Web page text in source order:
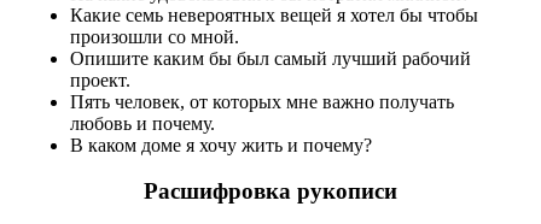
Какие семь невероятных вещей я хотел бы чтобы
произошли со мной.
Опишите каким бы был самый лучший рабочий
проект.
Пять человек, от которых мне важно получать
любовь и почему.
В каком доме я хочу жить и почему?
Расшифровка рукописи